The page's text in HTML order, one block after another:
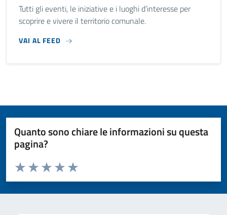
Tutti gli eventi, le iniziative e i luoghi d’interesse per
scoprire e vivere il territorio comunale.
VAI AL FEED
Quanto sono chiare le informazioni su questa
pagina?
Valuta da 1 a 5 stelle la pagina
Valuta 5 stelle su 5
Valuta 4 stelle su 5
Valuta 3 stelle su 5
Valuta 2 stelle su 5
Valuta 1 stelle su 5